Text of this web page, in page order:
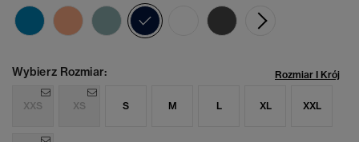
wybrano
Wybierz Rozmiar: Rozmiar I Krój
XXS XS S M L XL XXL